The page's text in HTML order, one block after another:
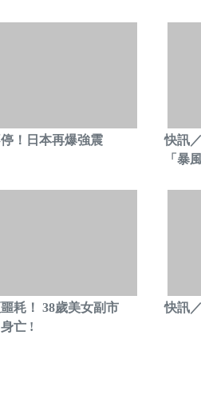
！日本再爆強震
快訊
「暴
耗！ 38歲美女副市
亡 !
快訊